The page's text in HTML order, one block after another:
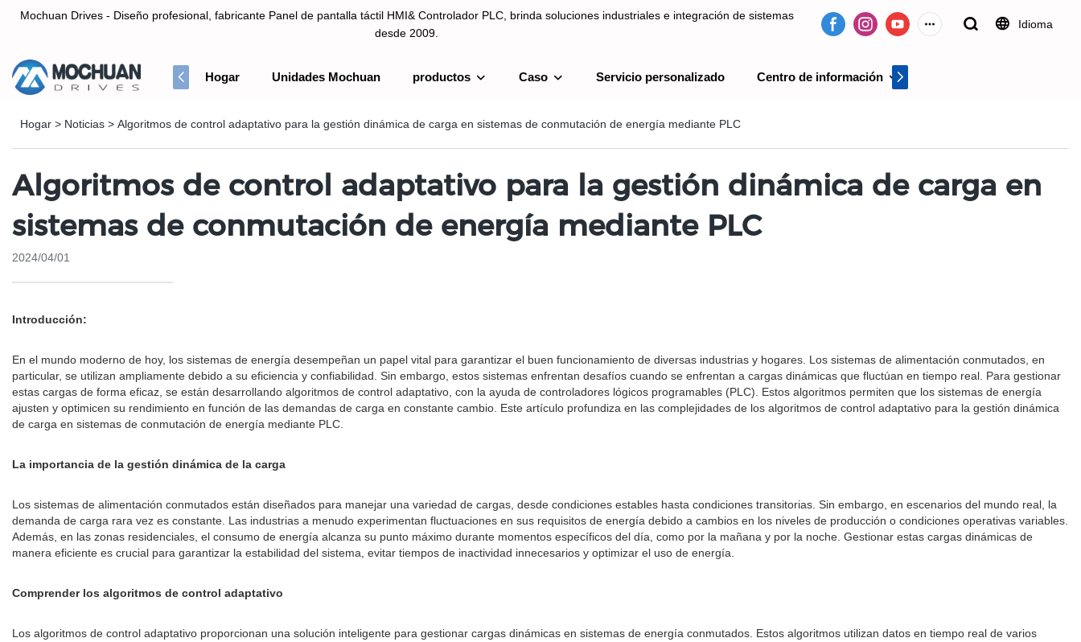
Mochuan Drives - Diseño profesional, fabricante Panel de pantalla táctil HMI& Controlador PLC, brinda soluciones industriales e integración de sistemas
desde 2009.
Idioma
Hogar Unidades Mochuan productos Caso Servicio personalizado Centro de información
Hogar > Noticias > Algoritmos de control adaptativo para la gestión dinámica de carga en sistemas de conmutación de energía mediante PLC
Algoritmos de control adaptativo para la gestión dinámica de carga en
sistemas de conmutación de energía mediante PLC
2024/04/01
Introducción:
En el mundo moderno de hoy, los sistemas de energía desempeñan un papel vital para garantizar el buen funcionamiento de diversas industrias y hogares. Los sistemas de alimentación conmutados, en
particular, se utilizan ampliamente debido a su eficiencia y confiabilidad. Sin embargo, estos sistemas enfrentan desafíos cuando se enfrentan a cargas dinámicas que fluctúan en tiempo real. Para gestionar
estas cargas de forma eficaz, se están desarrollando algoritmos de control adaptativo, con la ayuda de controladores lógicos programables (PLC). Estos algoritmos permiten que los sistemas de energía
ajusten y optimicen su rendimiento en función de las demandas de carga en constante cambio. Este artículo profundiza en las complejidades de los algoritmos de control adaptativo para la gestión dinámica
de carga en sistemas de conmutación de energía mediante PLC.
La importancia de la gestión dinámica de la carga
Los sistemas de alimentación conmutados están diseñados para manejar una variedad de cargas, desde condiciones estables hasta condiciones transitorias. Sin embargo, en escenarios del mundo real, la
demanda de carga rara vez es constante. Las industrias a menudo experimentan fluctuaciones en sus requisitos de energía debido a cambios en los niveles de producción o condiciones operativas variables.
Además, en las zonas residenciales, el consumo de energía alcanza su punto máximo durante momentos específicos del día, como por la mañana y por la noche. Gestionar estas cargas dinámicas de
manera eficiente es crucial para garantizar la estabilidad del sistema, evitar tiempos de inactividad innecesarios y optimizar el uso de energía.
Comprender los algoritmos de control adaptativo
Los algoritmos de control adaptativo proporcionan una solución inteligente para gestionar cargas dinámicas en sistemas de energía conmutados. Estos algoritmos utilizan datos en tiempo real de varios